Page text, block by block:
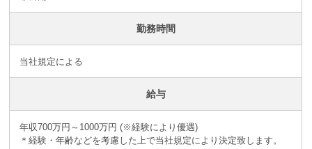
勤務時間
当社規定による
給与
年収700万円～1000万円 (※経験により優遇)
＊経験・年齢などを考慮した上で当社規定により決定致します。